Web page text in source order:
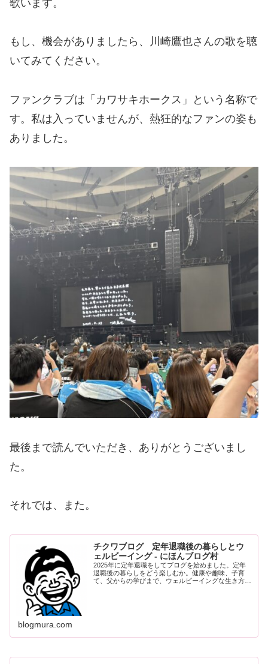
歌います。
もし、機会がありましたら、川崎鷹也さんの歌を聴
いてみてください。
ファンクラブは「カワサキホークス」という名称で
す。私は入っていませんが、熱狂的なファンの姿も
ありました。
最後まで読んでいただき、ありがとうございまし
た。
それでは、また。
チクワブログ 定年退職後の暮らしとウ
ェルビーイング - にほんブログ村
2025年に定年退職をしてブログを始めました。定年
退職後の暮らしをどう楽しむか。健康や趣味、子育
て、父からの学びまで、ウェルビーイングな生き方の
blogmura.com